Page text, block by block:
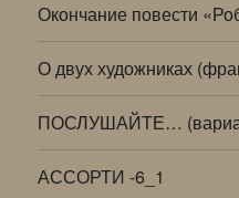
Окончание повести
О двух художниках
ПОСЛУШАЙТЕ…
АССОРТИ -6_1